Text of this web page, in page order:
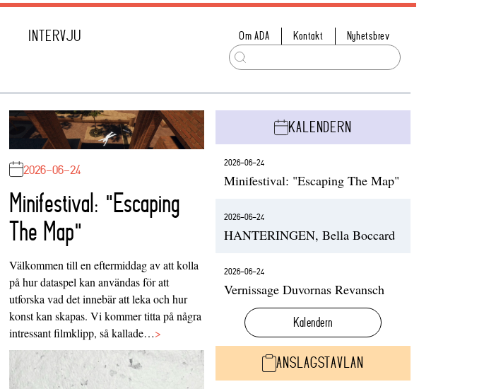
INTERVJU Om ADA Kontakt Nyhetsbrev
2026-06-24
Minifestival: "Escaping
The Map"
Välkommen till en eftermiddag av att kolla
på hur dataspel kan användas för att
utforska vad det innebär att leka och hur
konst kan skapas. Vi kommer titta på några
intressant filmklipp, så kallade…>
KALENDERN
2026-06-24
Minifestival: "Escaping The Map"
2026-06-24
HANTERINGEN, Bella Boccard
2026-06-24
Vernissage Duvornas Revansch
Kalendern
ANSLAGSTAVLAN